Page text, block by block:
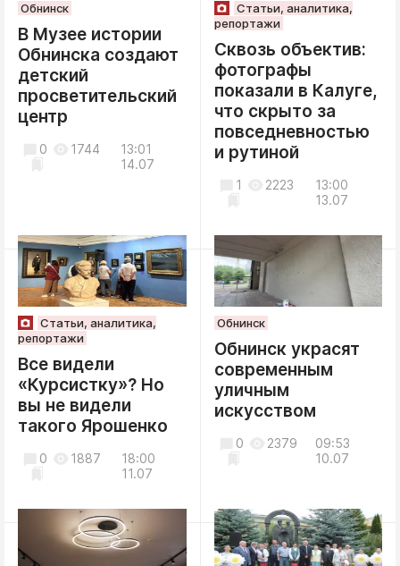
Обнинск
В Музее истории
Обнинска создают
детский
просветительский
центр
13:01
14.07
0 1744
Статьи, аналитика,
репортажи
Сквозь объектив:
фотографы
показали в Калуге,
что скрыто за
повседневностью
и рутиной
13:00
13.07
1 2223
Статьи, аналитика,
репортажи
Все видели
«Курсистку»? Но
вы не видели
такого Ярошенко
18:00
11.07
0 1887
Обнинск
Обнинск украсят
современным
уличным
искусством
09:53
10.07
0 2379